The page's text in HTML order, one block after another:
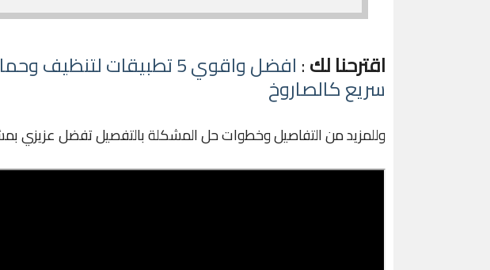
اقترحنا لك: افضل واقوي 5 تطبيقات
سريع كالصاروخ
وللمزيد من التفاصيل وخطوات حل المشكلة بالتفصيل تفضل عزيزي